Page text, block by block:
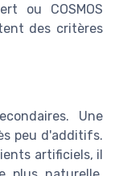
ou COSMOS
des critères
Une
peu d'additifs.
artificiels, il